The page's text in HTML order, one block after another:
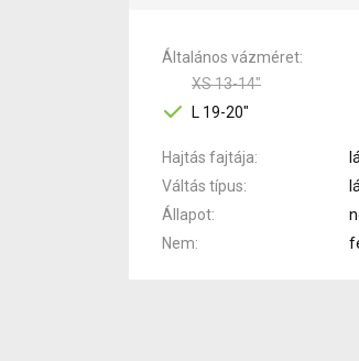
Általános vázméret
XS 13-14"
L 19-20"
Hajtás fajtája
Váltás típus
Állapot
Nem